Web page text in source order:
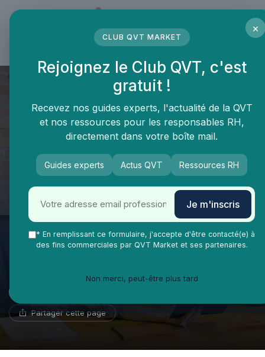
QVT Market Vie Ma Vie dans la QVT Gestion de carrière
Optimiser la qualité de vie au
travail grâce à l'accord de
gestion des emplois et des
Partager cette page
×
CLUB QVT MARKET
Rejoignez le Club QVT, c'est
gratuit !
Recevez nos guides experts, l'actualité de la QVT
et nos ressources pour les responsables RH,
directement dans votre boîte mail.
Guides experts Actus QVT Ressources RH
Je m'inscris
* En remplissant ce formulaire, j'accepte d'être contacté(e) à
des fins commerciales par QVT Market et ses partenaires.
Non merci, peut-être plus tard
Panneau de gestion des cookies